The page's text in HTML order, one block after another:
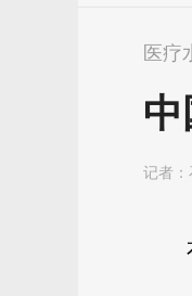
医疗
记者：